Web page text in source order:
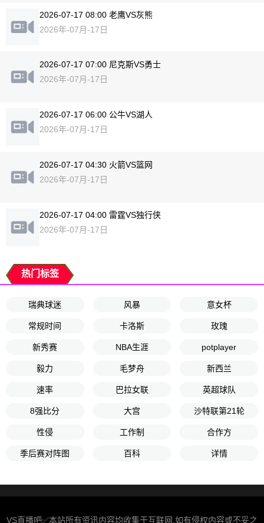
2026-07-17 08:00 老鹰VS灰熊
2026年-07月-17日
2026-07-17 07:00 尼克斯VS勇士
2026年-07月-17日
2026-07-17 06:00 公牛VS湖人
2026年-07月-17日
2026-07-17 04:30 火箭VS篮网
2026年-07月-17日
2026-07-17 04:00 雷霆VS独行侠
2026年-07月-17日
热门标签
瑞典球迷 风暴 意女杯
常规时间 卡洛斯 玫瑰
新秀赛 NBA生涯 potplayer
毅力 毛梦舟 新西兰
速率 巴拉女联 英超球队
8强比分 大宫 沙特联第21轮
性侵 工作制 合作方
季后赛对阵图 百科 详情
VS直播吧✅本站所有资讯内容均收集于互联网,如有侵权内容或不妥之